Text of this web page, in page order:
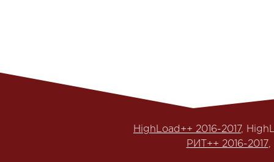
HighLoad++ 2016-2017,
РИТ++ 2016-2017,